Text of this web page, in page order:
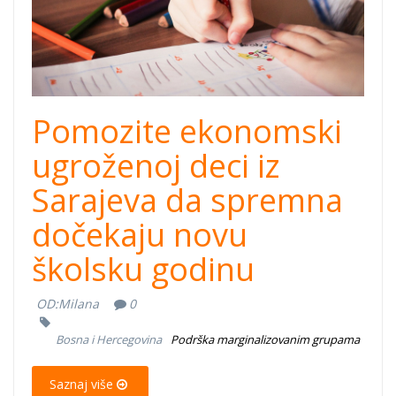
Pomozite ekonomski
ugroženoj deci iz
Sarajeva da spremna
dočekaju novu
školsku godinu
OD:Milana 0
Bosna i Hercegovina Podrška marginalizovanim grupama
Saznaj više